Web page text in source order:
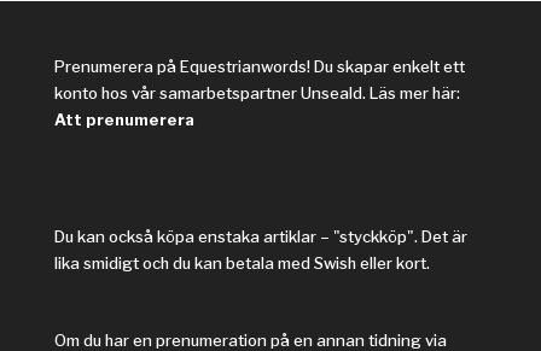
Prenumerera på Equestrianwords! Du skapar enkelt ett
konto hos vår samarbetspartner Unseald. Läs mer här:
Att prenumerera
Du kan också köpa enstaka artiklar – "styckköp". Det är
lika smidigt och du kan betala med Swish eller kort.
Om du har en prenumeration på en annan tidning via